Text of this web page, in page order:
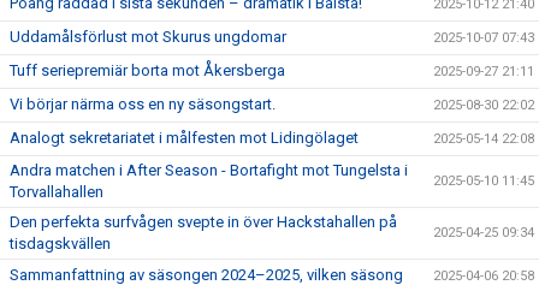
2025-10-12 21:40
Uddamålsförlust mot Skurus ungdomar 2025-10-07 07:43
Tuff seriepremiär borta mot Åkersberga 2025-09-27 21:11
Vi börjar närma oss en ny säsongstart. 2025-08-30 22:02
Analogt sekretariatet i målfesten mot Lidingölaget 2025-05-14 22:08
Andra matchen i After Season - Bortafight mot Tungelsta i
Torvallahallen
2025-05-10 11:45
Den perfekta surfvågen svepte in över Hackstahallen på
tisdagskvällen
2025-04-25 09:34
Sammanfattning av säsongen 2024–2025, vilken säsong 2025-04-06 20:58